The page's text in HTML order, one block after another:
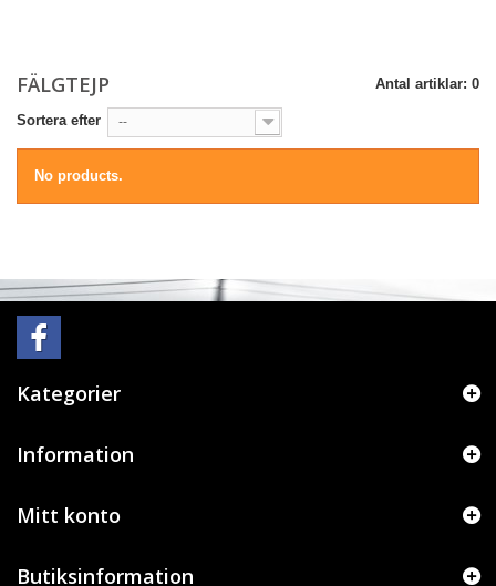
FÄLGTEJP Antal artiklar: 0
Sortera efter --
No products.
Kategorier
Information
Mitt konto
Butiksinformation